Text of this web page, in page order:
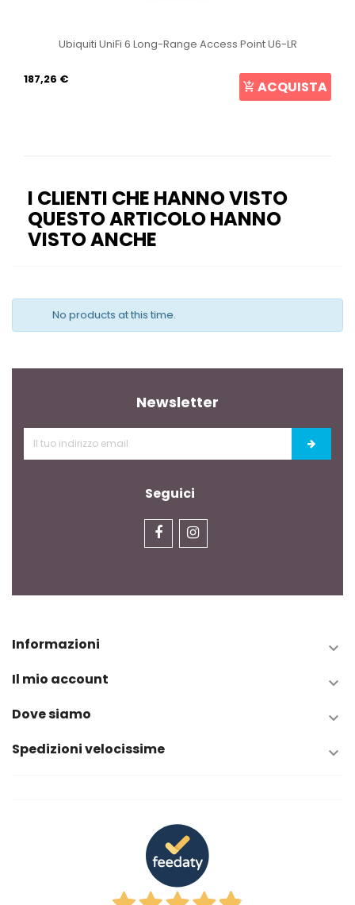
Ubiquiti UniFi 6 Long-Range Access Point U6-LR
187,26 € ACQUISTA
I CLIENTI CHE HANNO VISTO
QUESTO ARTICOLO HANNO
VISTO ANCHE
No products at this time.
Newsletter
Seguici
Informazioni 
Il mio account 
Dove siamo 
Spedizioni velocissime 